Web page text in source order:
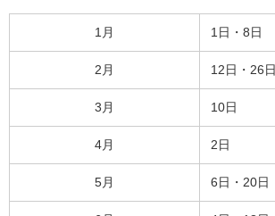
1月 1日・8日
2月 12日・26日
3月 10日
4月 2日
5月 6日・20日